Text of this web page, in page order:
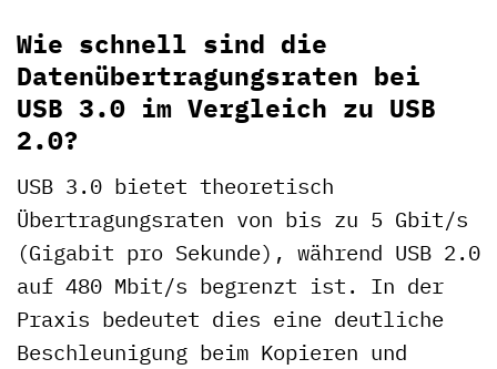
Wie schnell sind die
Datenübertragungsraten bei
USB 3.0 im Vergleich zu USB
2.0?
USB 3.0 bietet theoretisch
Übertragungsraten von bis zu 5 Gbit/s
(Gigabit pro Sekunde), während USB 2.0
auf 480 Mbit/s begrenzt ist. In der
Praxis bedeutet dies eine deutliche
Beschleunigung beim Kopieren und